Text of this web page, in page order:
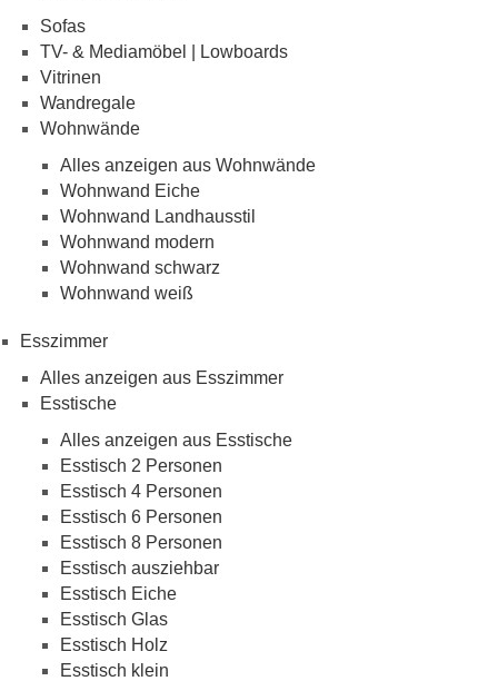
Sofas
TV- & Mediamöbel | Lowboards
Vitrinen
Wandregale
Wohnwände
Alles anzeigen aus Wohnwände
Wohnwand Eiche
Wohnwand Landhausstil
Wohnwand modern
Wohnwand schwarz
Wohnwand weiß
Esszimmer
Alles anzeigen aus Esszimmer
Esstische
Alles anzeigen aus Esstische
Esstisch 2 Personen
Esstisch 4 Personen
Esstisch 6 Personen
Esstisch 8 Personen
Esstisch ausziehbar
Esstisch Eiche
Esstisch Glas
Esstisch Holz
Esstisch klein